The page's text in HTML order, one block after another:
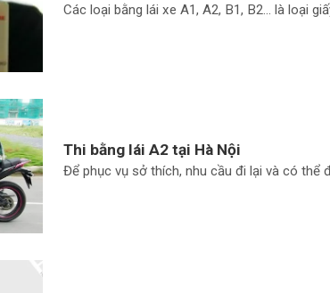
Các loại bằng lái xe A1, A2, B1, B2… là loại
Thi bằng lái A2 tại Hà Nội
Để phục vụ sở thích, nhu cầu đi lại và có thể